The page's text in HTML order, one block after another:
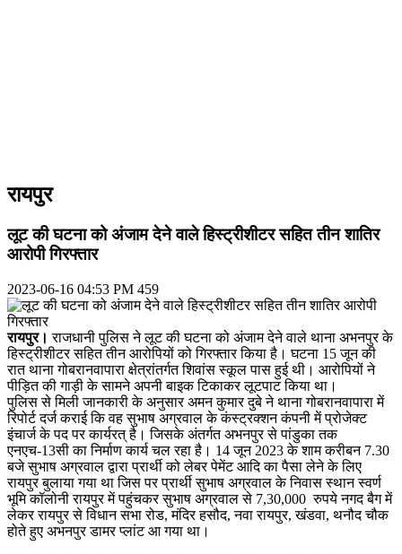
रायपुर
लूट की घटना को अंजाम देने वाले हिस्ट्रीशीटर सहित तीन शातिर
आरोपी गिरफ्तार
2023-06-16 04:53 PM 459
रायपुर। राजधानी पुलिस ने लूट की घटना को अंजाम देने वाले थाना अभनपुर के
हिस्ट्रीशीटर सहित तीन आरोपियों को गिरफ्तार किया है। घटना 15 जून की
रात थाना गोबरानवापारा क्षेत्रांतर्गत शिवांस स्कूल पास हुई थी। आरोपियों ने
पीड़ित की गाड़ी के सामने अपनी बाइक टिकाकर लूटपाट किया था।
पुलिस से मिली जानकारी के अनुसार अमन कुमार दुबे ने थाना गोबरानवापारा में
रिपोर्ट दर्ज कराई कि वह सुभाष अग्रवाल के कंस्ट्रक्शन कंपनी में प्रोजेक्ट
इंचार्ज के पद पर कार्यरत् है। जिसके अंतर्गत अभनपुर से पांडुका तक
एनएच-13सी का निर्माण कार्य चल रहा है। 14 जून 2023 के शाम करीबन 7.30
बजे सुभाष अग्रवाल द्वारा प्रार्थी को लेबर पेमेंट आदि का पैसा लेने के लिए
रायपुर बुलाया गया था जिस पर प्रार्थी सुभाष अग्रवाल के निवास स्थान स्वर्ण
भूमि कॉलोनी रायपुर में पहुंचकर सुभाष अग्रवाल से 7,30,000 रुपये नगद बैग में
लेकर रायपुर से विधान सभा रोड, मंदिर हसौद, नवा रायपुर, खंडवा, थनौद चौक
होते हुए अभनपुर डामर प्लांट आ गया था।